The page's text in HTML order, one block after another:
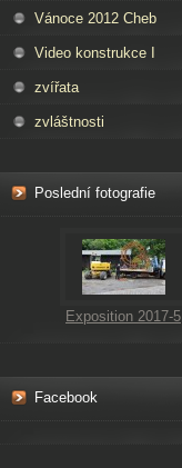
Vánoce 2012 Cheb
Video konstrukce I
zvířata
zvláštnosti
Poslední fotografie
Exposition 2017-5
Facebook